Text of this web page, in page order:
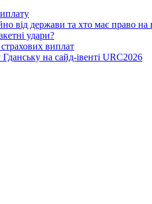
від держави та хто має право на
удари?
виплат
на сайд-івенті URC2026